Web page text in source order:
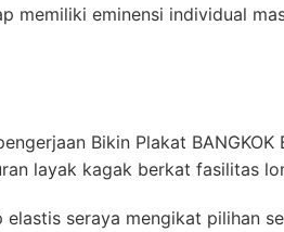
memiliki eminensi individual
Bikin Plakat
layak kagak berkat fasilitas
seraya mengikat pilihan